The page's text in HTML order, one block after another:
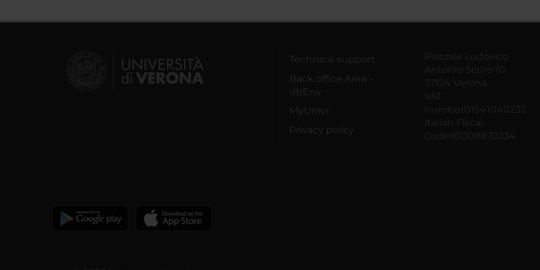
Technical support
Back office Area -
dbErw
MyUnivr
Privacy policy
Piazzale Ludovico
Antonio Scuro 10
37124 Verona
VAT
number01541040232
Italian Fiscal
Code93009870234